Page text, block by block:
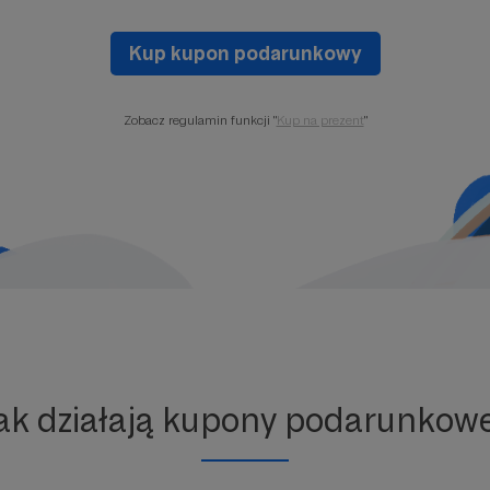
Kup kupon podarunkowy
Zobacz regulamin funkcji "Kup na prezent"
działają kupony